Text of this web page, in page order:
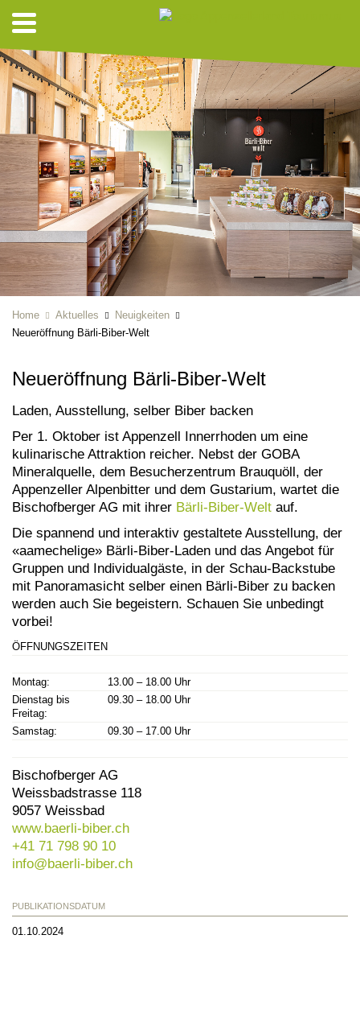
Home Aktuelles
Neuigkeiten
Neueröffnung Bärli-Biber-Welt
Neueröffnung Bärli-Biber-Welt
Laden, Ausstellung, selber Biber backen
Per 1. Oktober ist Appenzell Innerrhoden um eine
kulinarische Attraktion reicher. Nebst der GOBA
Mineralquelle, dem Besucherzentrum Brauquöll, der
Appenzeller Alpenbitter und dem Gustarium, wartet die
Bischofberger AG mit ihrer Bärli-Biber-Welt auf.
Die spannend und interaktiv gestaltete Ausstellung, der
«aamechelige» Bärli-Biber-Laden und das Angebot für
Gruppen und Individualgäste, in der Schau-Backstube
mit Panoramasicht selber einen Bärli-Biber zu backen
werden auch Sie begeistern. Schauen Sie unbedingt
vorbei!
ÖFFNUNGSZEITEN
Montag:
13.00 – 18.00 Uhr
Dienstag bis
Freitag:
09.30 – 18.00 Uhr
Samstag: 09.30 – 17.00 Uhr
Bischofberger AG
Weissbadstrasse 118
9057 Weissbad
www.baerli-biber.ch
+41 71 798 90 10
info@baerli-biber.ch
PUBLIKATIONSDATUM
01.10.2024